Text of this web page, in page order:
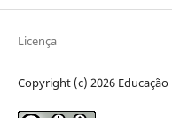
Licença
Copyright (c) 2026 Educação